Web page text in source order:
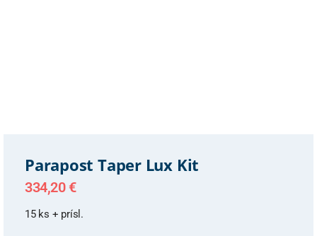
Parapost Taper Lux Kit
334,20 €
15 ks + prísl.